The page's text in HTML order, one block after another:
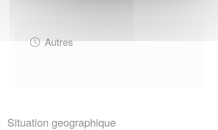
Autres
Situation geographique